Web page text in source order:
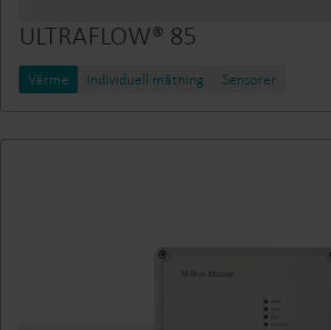
ULTRAFLOW® 85
Värme Individuell mätning Sensorer